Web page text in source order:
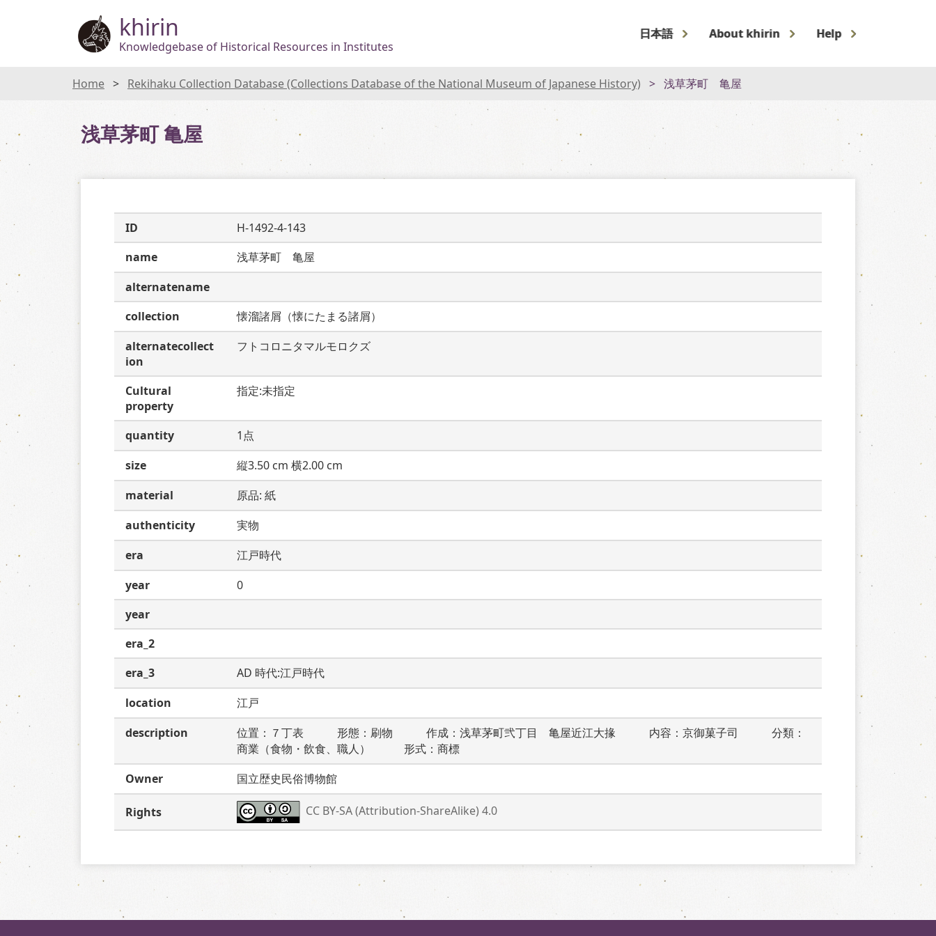
khirin
Knowledgebase of Historical Resources in Institutes
日本語 About khirin Help
Home Rekihaku Collection Database (Collections Database of the National Museum of Japanese History) 浅草茅町 亀屋
浅草茅町 亀屋
ID
H-1492-4-143
name
浅草茅町　亀屋
alternatename
collection
懐溜諸屑（懐にたまる諸屑）
alternatecollect
ion
フトコロニタマルモロクズ
Cultural
property
指定:未指定
quantity
1点
size
縦3.50 cm 横2.00 cm
material
原品: 紙
authenticity
実物
era
江戸時代
year
0
year
era_2
era_3
AD 時代:江戸時代
location
江戸
description
位置：７丁表　　　形態：刷物　　　作成：浅草茅町弐丁目　亀屋近江大掾　　　内容：京御菓子司　　　分類：
商業（食物・飲食、職人）　　　形式：商標
Owner
国立歴史民俗博物館
Rights CC BY-SA (Attribution-ShareAlike) 4.0